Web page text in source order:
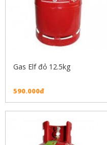
Gas Elf đỏ 12.5kg
590.000đ